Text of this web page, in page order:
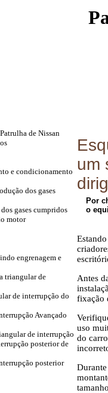
de Nissan
e condicionamento
dos gases
gases cumpridos
motor
engrenagem e
triangular de
de interrupção do
Avançado
de interrupção
posterior de
posterior
um
Por
o
Antes
fixação
uso
do